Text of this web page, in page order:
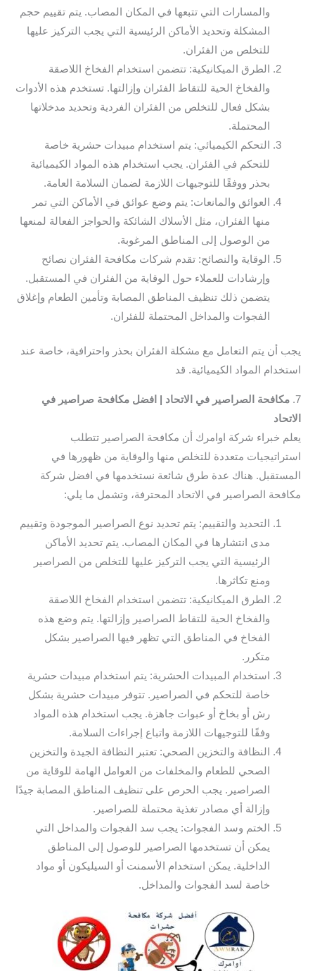
والمسارات التي تتبعها في المكان المصاب. يتم تقييم حجم
المشكلة وتحديد الأماكن الرئيسية التي يجب التركيز عليها
للتخلص من الفئران.
الطرق الميكانيكية: تتضمن استخدام الفخاخ اللاصقة
والفخاخ الحية للتقاط الفئران وإزالتها. تستخدم هذه الأدوات
بشكل فعال للتخلص من الفئران الفردية وتحديد مدخلاتها
المحتملة.
التحكم الكيميائي: يتم استخدام مبيدات حشرية خاصة
للتحكم في الفئران. يجب استخدام هذه المواد الكيميائية
بحذر ووفقًا للتوجيهات اللازمة لضمان السلامة العامة.
العوائق والمانعات: يتم وضع عوائق في الأماكن التي تمر
منها الفئران، مثل الأسلاك الشائكة والحواجز الفعالة لمنعها
من الوصول إلى المناطق المرغوبة.
الوقاية والنصائح: تقدم شركات مكافحة الفئران نصائح
وإرشادات للعملاء حول الوقاية من الفئران في المستقبل.
يتضمن ذلك تنظيف المناطق المصابة وتأمين الطعام وإغلاق
الفجوات والمداخل المحتملة للفئران.
يجب أن يتم التعامل مع مشكلة الفئران بحذر واحترافية، خاصة عند
استخدام المواد الكيميائية. قد
7. مكافحة الصراصير في الاتحاد | افضل مكافحة صراصير في
الاتحاد
يعلم خبراء شركة اوامرك أن مكافحة الصراصير تتطلب
استراتيجيات متعددة للتخلص منها والوقاية من ظهورها في
المستقبل. هناك عدة طرق شائعة نستخدمها في افضل شركة
مكافحة الصراصير في الاتحاد المحترفة، وتشمل ما يلي:
التحديد والتقييم: يتم تحديد نوع الصراصير الموجودة وتقييم
مدى انتشارها في المكان المصاب. يتم تحديد الأماكن
الرئيسية التي يجب التركيز عليها للتخلص من الصراصير
ومنع تكاثرها.
الطرق الميكانيكية: تتضمن استخدام الفخاخ اللاصقة
والفخاخ الحية للتقاط الصراصير وإزالتها. يتم وضع هذه
الفخاخ في المناطق التي تظهر فيها الصراصير بشكل
متكرر.
استخدام المبيدات الحشرية: يتم استخدام مبيدات حشرية
خاصة للتحكم في الصراصير. تتوفر مبيدات حشرية بشكل
رش أو بخاخ أو عبوات جاهزة. يجب استخدام هذه المواد
وفقًا للتوجيهات اللازمة واتباع إجراءات السلامة.
النظافة والتخزين الصحي: تعتبر النظافة الجيدة والتخزين
الصحي للطعام والمخلفات من العوامل الهامة للوقاية من
الصراصير. يجب الحرص على تنظيف المناطق المصابة جيدًا
وإزالة أي مصادر تغذية محتملة للصراصير.
الختم وسد الفجوات: يجب سد الفجوات والمداخل التي
يمكن أن تستخدمها الصراصير للوصول إلى المناطق
الداخلية. يمكن استخدام الأسمنت أو السيليكون أو مواد
خاصة لسد الفجوات والمداخل.